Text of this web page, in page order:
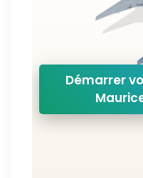
Démarrer